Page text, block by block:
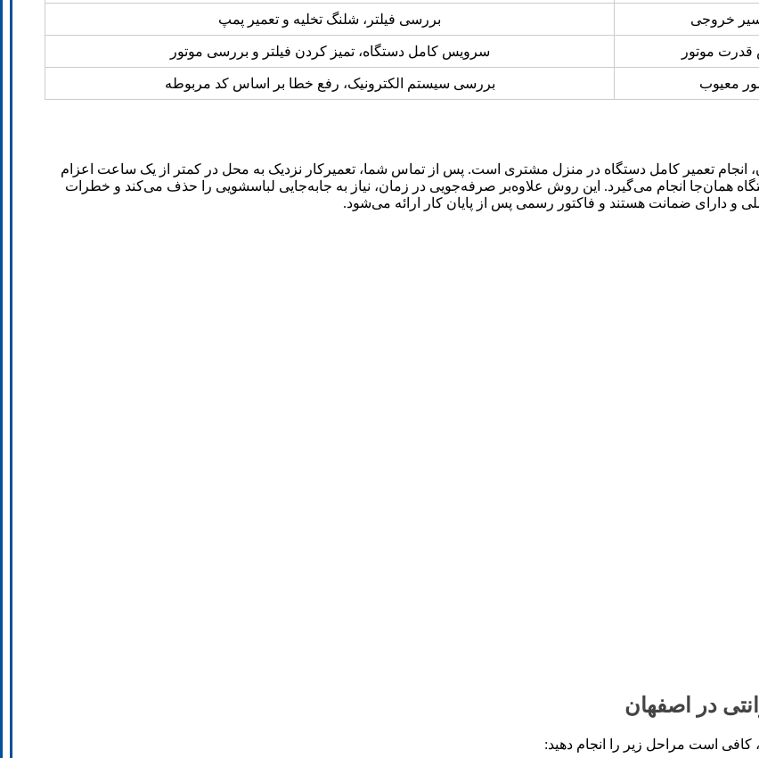
خروجی بررسی فیلتر، شلنگ تخلیه و تعمیر پمپ
قدرت موتور سرویس کامل دستگاه، تمیز کردن فیلتر و بررسی موتور
معیوب بررسی سیستم الکترونیک، رفع خطا بر اساس کد مربوطه
انجام تعمیر کامل دستگاه در منزل مشتری است. پس از تماس شما، تعمیرکار نزدیک به محل در کمتر از یک ساعت اعزام
همان‌جا انجام می‌گیرد. این روش علاوه‌بر صرفه‌جویی در زمان، نیاز به جابه‌جایی لباسشویی را حذف می‌کند و خطرات
و دارای ضمانت هستند و فاکتور رسمی پس از پایان کار ارائه می‌شود.
در اصفهان
است مراحل زیر را انجام دهید: